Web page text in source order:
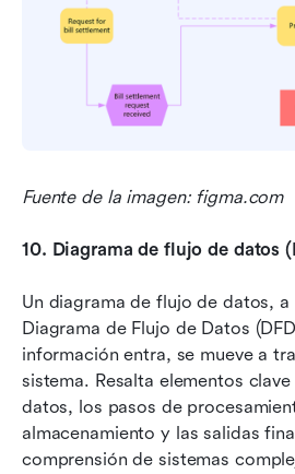
Fuente de la imagen: figma.com
10. Diagrama de flujo de datos
Un diagrama de flujo de datos,
Diagrama de Flujo de Datos
información entra, se mueve a
sistema. Resalta elementos
datos, los pasos de
almacenamiento y las salidas
comprensión de sistemas